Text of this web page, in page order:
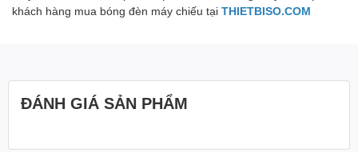
khách hàng mua bóng đèn máy chiếu tại THIETBISO.COM
ĐÁNH GIÁ SẢN PHẨM